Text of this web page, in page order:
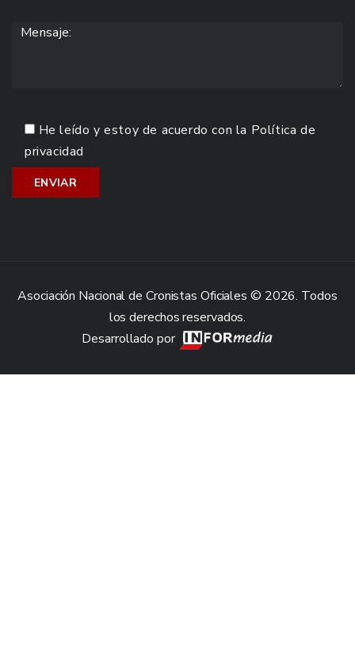
He leído y estoy de acuerdo con la Política de
privacidad
Asociación Nacional de Cronistas Oficiales © 2026. Todos
los derechos reservados.
Desarrollado por